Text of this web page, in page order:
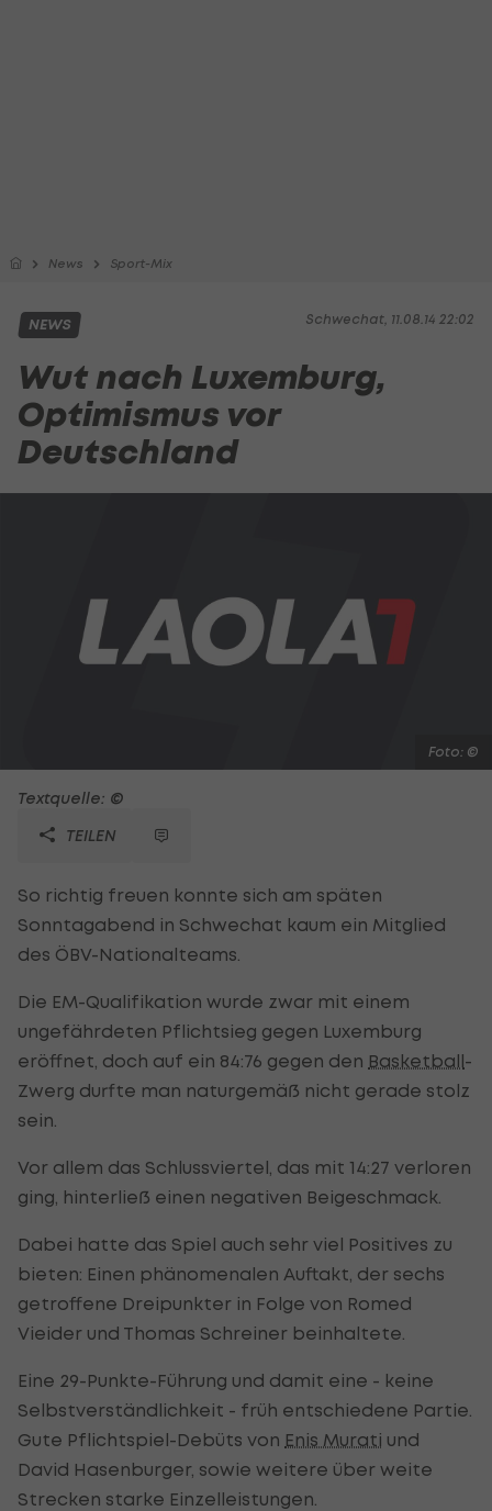
News Sport-Mix
Schwechat, 11.08.14 22:02
NEWS
Wut nach Luxemburg,
Optimismus vor
Deutschland
Foto: ©
Textquelle: ©
TEILEN
So richtig freuen konnte sich am späten
Sonntagabend in Schwechat kaum ein Mitglied
des ÖBV-Nationalteams.
Die EM-Qualifikation wurde zwar mit einem
ungefährdeten Pflichtsieg gegen Luxemburg
eröffnet, doch auf ein 84:76 gegen den Basketball-
Zwerg durfte man naturgemäß nicht gerade stolz
sein.
Vor allem das Schlussviertel, das mit 14:27 verloren
ging, hinterließ einen negativen Beigeschmack.
Dabei hatte das Spiel auch sehr viel Positives zu
bieten: Einen phänomenalen Auftakt, der sechs
getroffene Dreipunkter in Folge von Romed
Vieider und Thomas Schreiner beinhaltete.
Eine 29-Punkte-Führung und damit eine - keine
Selbstverständlichkeit - früh entschiedene Partie.
Gute Pflichtspiel-Debüts von Enis Murati und
David Hasenburger, sowie weitere über weite
Strecken starke Einzelleistungen.